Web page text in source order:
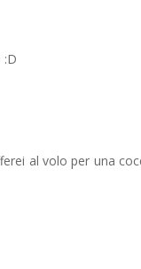
:D
al volo per una